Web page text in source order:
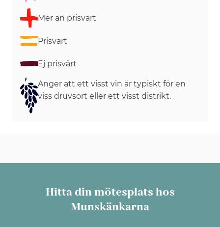
Mer än prisvärt
Prisvärt
Ej prisvärt
Anger att ett visst vin är typiskt för en
viss druvsort eller ett visst distrikt.
Hitta din mötesplats hos
Munskänkarna